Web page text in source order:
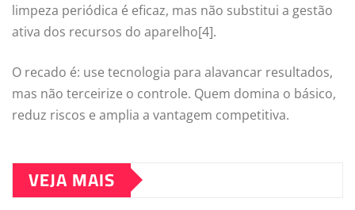
limpeza periódica é eficaz, mas não substitui a gestão
ativa dos recursos do aparelho[4].
O recado é: use tecnologia para alavancar resultados,
mas não terceirize o controle. Quem domina o básico,
reduz riscos e amplia a vantagem competitiva.
VEJA MAIS